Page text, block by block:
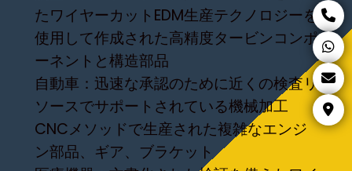
たワイヤーカットEDM生産テクノロジーを
使用して作成された高精度タービンコンポ
ーネントと構造部品
自動車：迅速な承認のために近くの検査リ
ソースでサポートされている機械加工
CNCメソッドで生産された複雑なエンジ
ン部品、ギア、ブラケット